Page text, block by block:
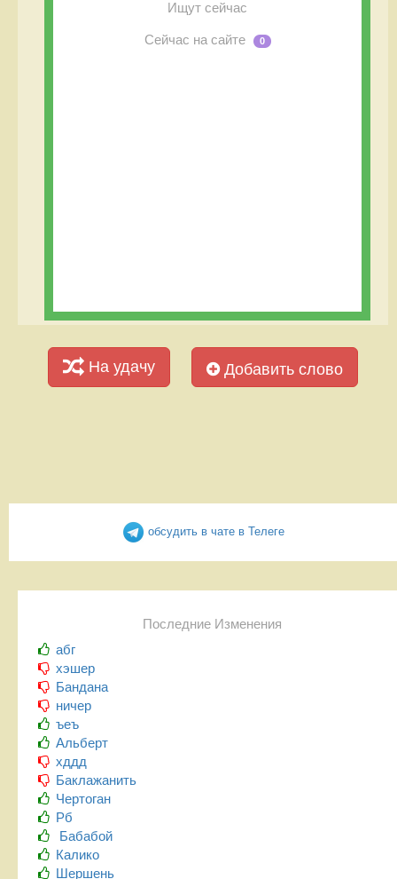
Ищут сейчас
Сейчас на сайте 0
На удачу Добавить слово
обсудить в чате в Телеге
Последние Изменения
абг
хэшер
Бандана
ничер
ъеъ
Альберт
хддд
Баклажанить
Чертоган
Рб
Бабабой
Калико
Шершень